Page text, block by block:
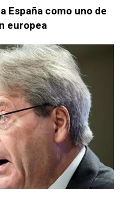
España como uno de
europea